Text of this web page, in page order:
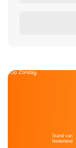
Op Zondag
Stand van
Nederland